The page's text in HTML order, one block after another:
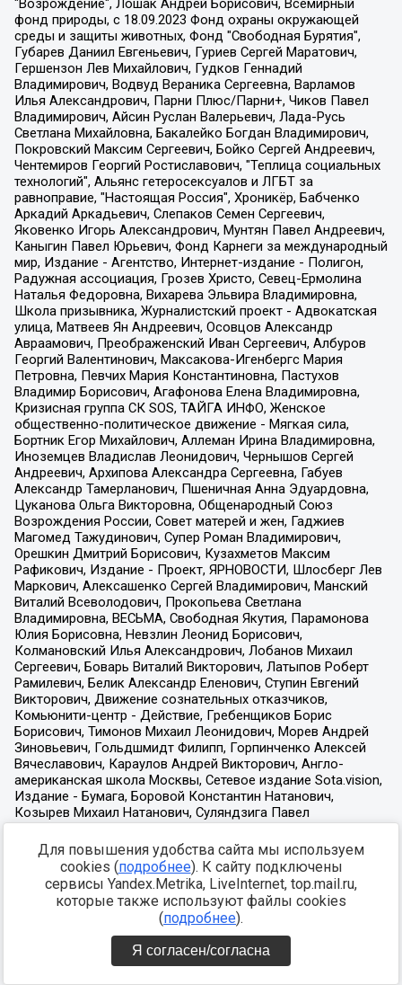
Для повышения удобства сайта мы используем
cookies (подробнее). К сайту подключены
сервисы Yandex.Metrika, LiveInternet, top.mail.ru,
которые также используют файлы cookies
(подробнее).
Я согласен/согласна